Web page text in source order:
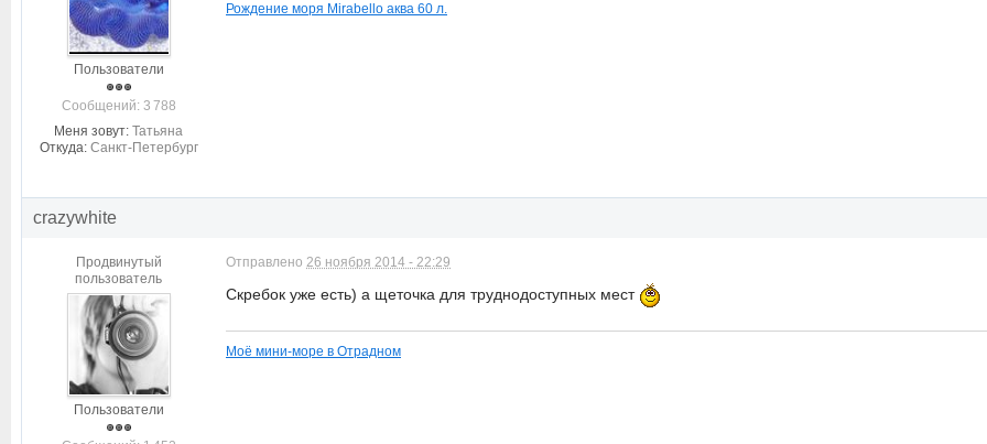
Пользователи
Cообщений: 3 788
Меня зовут: Татьяна
Откуда: Санкт-Петербург
Рождение моря Mirabello аква 60 л.
crazywhite
Продвинутый
пользователь
Пользователи
Отправлено 26 ноября 2014 - 22:29
Скребок уже есть) а щеточка для труднодоступных мест
Моё мини-море в Отрадном